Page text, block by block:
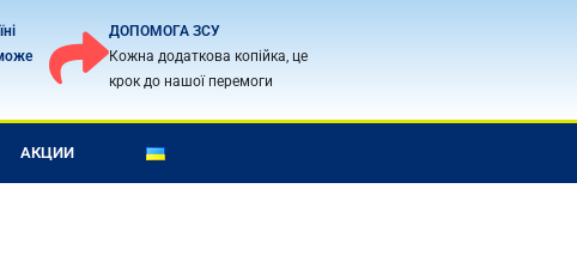
ДОПОМОГА ЗСУ
Кожна додаткова копійка, це
крок до нашої перемоги
АКЦИИ